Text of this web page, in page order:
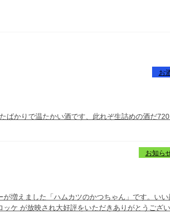
お
ばかりで温たかい酒です、此れぞ生詰めの酒だ720
お知ら
た「ハムカツのかつちゃん‏」です。いい顔
ケ が放映され大好評をいただきありがとうござ